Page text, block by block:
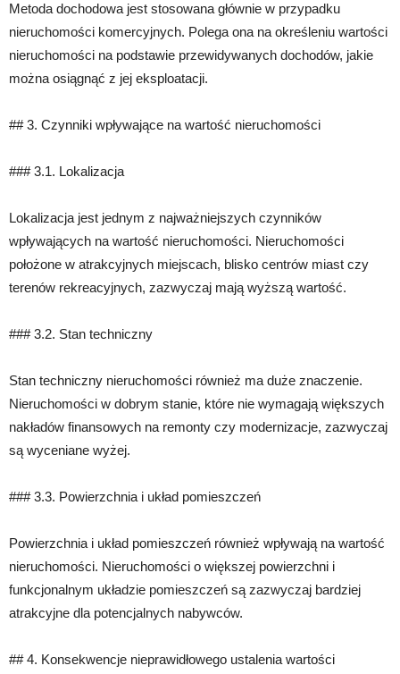
Metoda dochodowa jest stosowana głównie w przypadku
nieruchomości komercyjnych. Polega ona na określeniu wartości
nieruchomości na podstawie przewidywanych dochodów, jakie
można osiągnąć z jej eksploatacji.
## 3. Czynniki wpływające na wartość nieruchomości
### 3.1. Lokalizacja
Lokalizacja jest jednym z najważniejszych czynników
wpływających na wartość nieruchomości. Nieruchomości
położone w atrakcyjnych miejscach, blisko centrów miast czy
terenów rekreacyjnych, zazwyczaj mają wyższą wartość.
### 3.2. Stan techniczny
Stan techniczny nieruchomości również ma duże znaczenie.
Nieruchomości w dobrym stanie, które nie wymagają większych
nakładów finansowych na remonty czy modernizacje, zazwyczaj
są wyceniane wyżej.
### 3.3. Powierzchnia i układ pomieszczeń
Powierzchnia i układ pomieszczeń również wpływają na wartość
nieruchomości. Nieruchomości o większej powierzchni i
funkcjonalnym układzie pomieszczeń są zazwyczaj bardziej
atrakcyjne dla potencjalnych nabywców.
## 4. Konsekwencje nieprawidłowego ustalenia wartości